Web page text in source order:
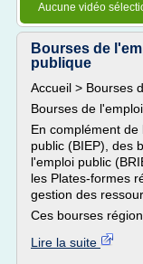
Aucune vidéo
Bourses de
publique
Accueil > Bourses
Bourses de
En complément
public (BIEP), des
l'emploi public
les Plates-formes
gestion des
Ces bourses
Lire la suite